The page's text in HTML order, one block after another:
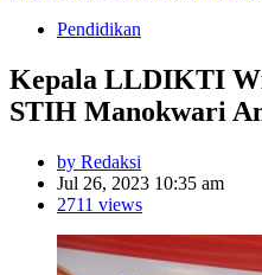
Pendidikan
Kepala LLDIKTI
STIH Manokwari
by Redaksi
Jul 26, 2023 10:35 am
2711 views